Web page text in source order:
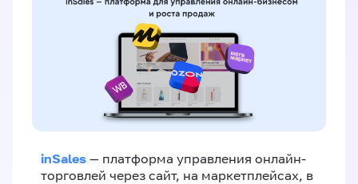
inSales — платформа управления онлайн-
торговлей через сайт, на маркетплейсах, в